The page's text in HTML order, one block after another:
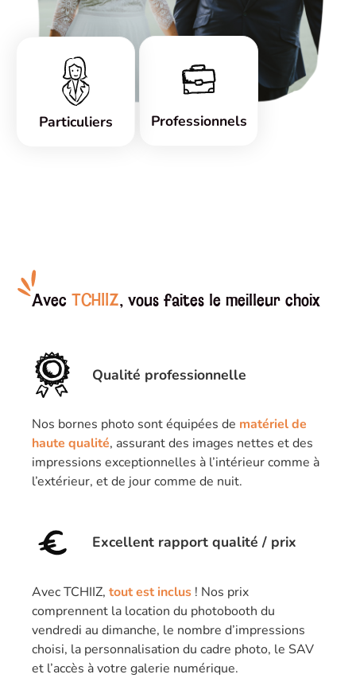
Professionnels
Particuliers
Avec TCHIIZ, vous faites le meilleur choix
Qualité professionnelle
Nos bornes photo sont équipées de matériel de
haute qualité, assurant des images nettes et des
impressions exceptionnelles à l’intérieur comme à
l’extérieur, et de jour comme de nuit.
Excellent rapport qualité / prix
Avec TCHIIZ, tout est inclus ! Nos prix
comprennent la location du photobooth du
vendredi au dimanche, le nombre d’impressions
choisi, la personnalisation du cadre photo, le SAV
et l’accès à votre galerie numérique.